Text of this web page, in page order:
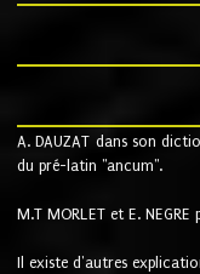
A. DAUZAT dans son
du pré-latin "ancum".
M.T MORLET et E.
Il existe d'autres